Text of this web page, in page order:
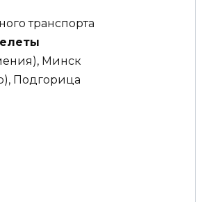
транспорта
Минск
Подгорица